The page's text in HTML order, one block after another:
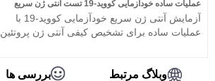
عملیات ساده خودآزمایی کووید-19 تست آنتی ژن سریع
آزمایش آنتی ژن سریع خودآزمایی کووید-19 با
عملیات ساده برای تشخیص کیفی آنتی ژن پروتئین
وبلاگ مرتبط بررسی ها